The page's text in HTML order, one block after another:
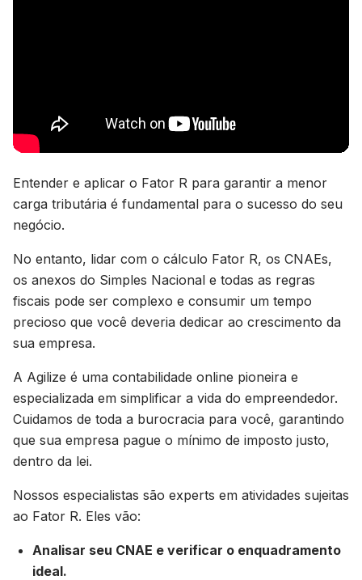
Entender e aplicar o Fator R para garantir a menor
carga tributária é fundamental para o sucesso do seu
negócio.
No entanto, lidar com o cálculo Fator R, os CNAEs,
os anexos do Simples Nacional e todas as regras
fiscais pode ser complexo e consumir um tempo
precioso que você deveria dedicar ao crescimento da
sua empresa.
A Agilize é uma contabilidade online pioneira e
especializada em simplificar a vida do empreendedor.
Cuidamos de toda a burocracia para você, garantindo
que sua empresa pague o mínimo de imposto justo,
dentro da lei.
Nossos especialistas são experts em atividades sujeitas
ao Fator R. Eles vão:
Analisar seu CNAE e verificar o enquadramento
ideal.